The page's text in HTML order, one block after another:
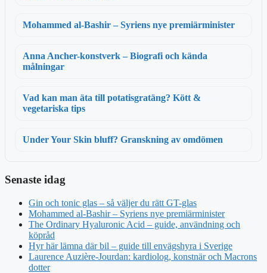
Mohammed al-Bashir – Syriens nye premiärminister
Anna Ancher-konstverk – Biografi och kända
målningar
Vad kan man äta till potatisgratäng? Kött &
vegetariska tips
Under Your Skin bluff? Granskning av omdömen
Senaste idag
Gin och tonic glas – så väljer du rätt GT-glas
Mohammed al-Bashir – Syriens nye premiärminister
The Ordinary Hyaluronic Acid – guide, användning och
köpråd
Hyr här lämna där bil – guide till envägshyra i Sverige
Laurence Auzière-Jourdan: kardiolog, konstnär och Macrons
dotter